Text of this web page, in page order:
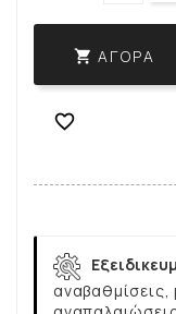
 ΑΓΟΡΆ

αναβαθμίσεις,